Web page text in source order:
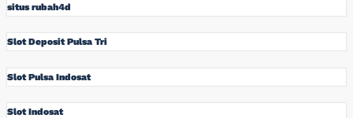
situs rubah4d
Slot Deposit Pulsa Tri
Slot Pulsa Indosat
Slot Indosat